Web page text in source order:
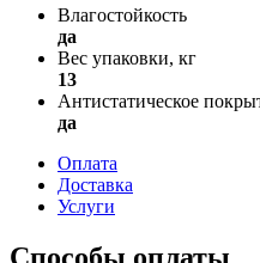
Влагостойкость
да
Вес упаковки, кг
13
Антистатическое
да
Оплата
Доставка
Услуги
Способы оплаты